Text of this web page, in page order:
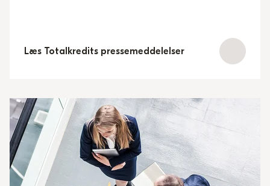
Læs Totalkredits pressemeddelelser